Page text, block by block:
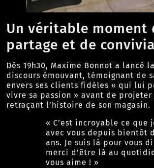
Un véritable moment
partage et de
Dès 19h30, Maxime Bonnot a lancé
discours émouvant, témoignant de
envers ses clients fidèles « qui lui
vivre sa passion » avant de
retraçant l’histoire de son magasin.
« C’est incroyable ce que
avec vous depuis bientôt
ans. Je suis là pour vous
merci d’être là au
vous aime ! »